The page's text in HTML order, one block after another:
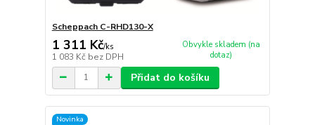
Scheppach C-RHD130-X
1 311 Kč/ks
1 083 Kč bez DPH
Obvykle skladem (na
dotaz)
Přidat do košíku
Novinka